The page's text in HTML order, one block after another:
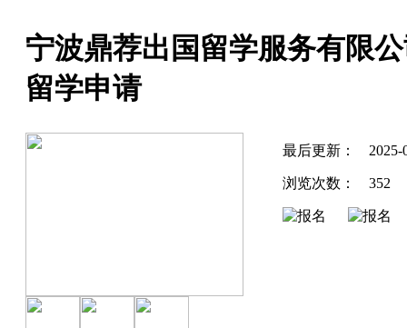
宁波鼎荐出国留学服务有限
留学申请
最后更新： 2025-
浏览次数： 352